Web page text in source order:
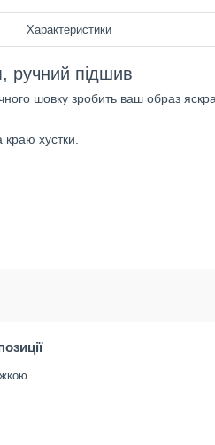
Характеристики
ручний підшив
шовку зробить ваш образ
хустки.